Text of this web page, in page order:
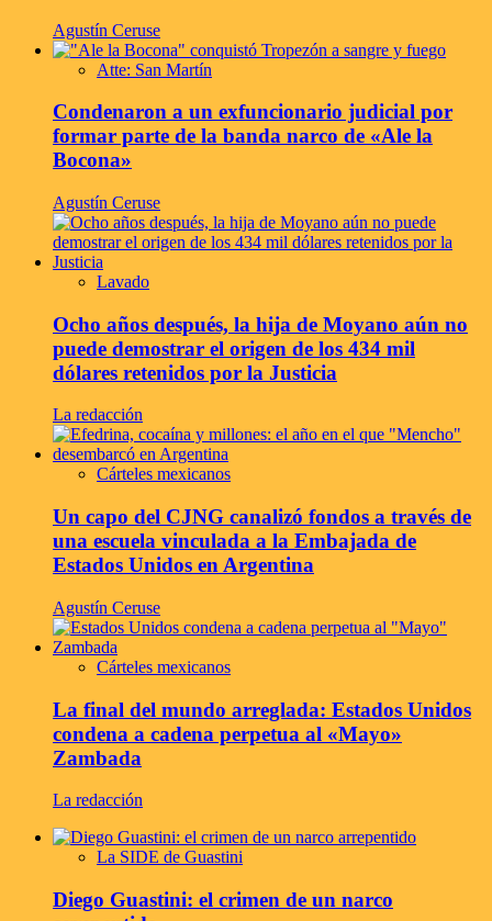
Agustín Ceruse
Atte: San Martín
Condenaron a un exfuncionario judicial por
formar parte de la banda narco de «Ale la
Bocona»
Agustín Ceruse
Lavado
Ocho años después, la hija de Moyano aún no
puede demostrar el origen de los 434 mil
dólares retenidos por la Justicia
La redacción
Cárteles mexicanos
Un capo del CJNG canalizó fondos a través de
una escuela vinculada a la Embajada de
Estados Unidos en Argentina
Agustín Ceruse
Cárteles mexicanos
La final del mundo arreglada: Estados Unidos
condena a cadena perpetua al «Mayo»
Zambada
La redacción
La SIDE de Guastini
Diego Guastini: el crimen de un narco